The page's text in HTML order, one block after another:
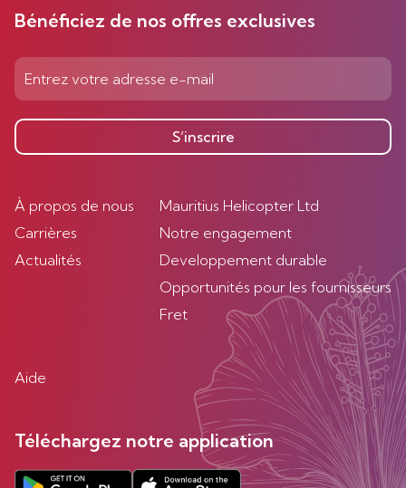
Bénéficiez de nos offres exclusives
S’inscrire
À propos de nous
Carrières
Actualités
Mauritius Helicopter Ltd
Notre engagement
Developpement durable
Opportunités pour les fournisseurs
Fret
Aide
Téléchargez notre application